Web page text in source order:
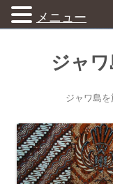
ジャ
ジャワ島を
メニュー